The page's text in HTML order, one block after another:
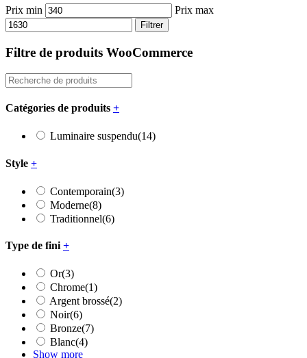
Prix min Prix max
Filtrer
Filtre de produits WooCommerce
Catégories de produits +
Luminaire suspendu(14)
Style +
Contemporain(3)
Moderne(8)
Traditionnel(6)
Type de fini +
Or(3)
Chrome(1)
Argent brossé(2)
Noir(6)
Bronze(7)
Blanc(4)
Show more